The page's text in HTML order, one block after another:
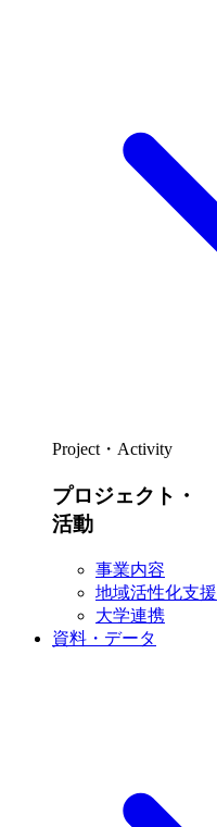
Project・Activity
プロジェクト・
活動
事業内容
地域活性化支援
大学連携
資料・データ